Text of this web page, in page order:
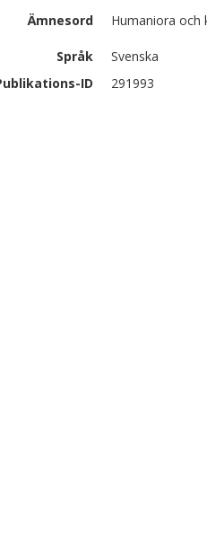
Ämnesord Humaniora
Språk
Svenska
ID
291993